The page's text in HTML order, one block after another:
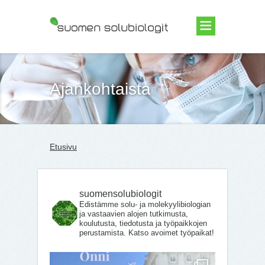
Suomen Solubiologit ry
Ajankohtaista
Etusivu
suomensolubiologit
Edistämme solu- ja molekyylibiologian
ja vastaavien alojen tutkimusta,
koulutusta, tiedotusta ja työpaikkojen
perustamista. Katso avoimet työpaikat!